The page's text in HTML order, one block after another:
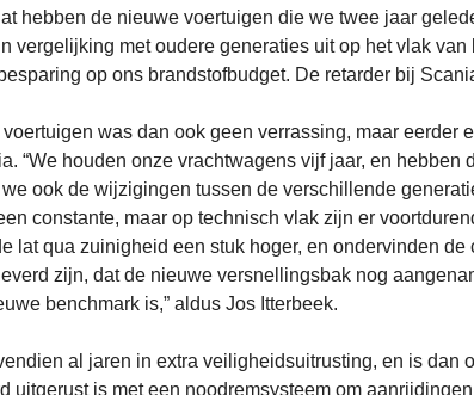
hebben de nieuwe voertuigen die we twee jaar
vergelijking met oudere generaties uit op het vlak van
op ons brandstofbudget. De retarder bij
was dan ook geen verrassing, maar eerder
“We houden onze vrachtwagens vijf jaar, en hebben
ook de wijzigingen tussen de verschillende
constante, maar op technisch vlak zijn er
lat qua zuinigheid een stuk hoger, en ondervinden de
zijn, dat de nieuwe versnellingsbak nog
benchmark is,” aldus Jos Itterbeek.
al jaren in extra veiligheidsuitrusting, en is dan
uitgerust is met een noodremsysteem om